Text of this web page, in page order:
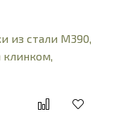
из стали М390,
,